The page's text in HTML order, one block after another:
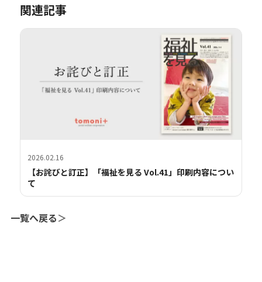
関連記事
2026.02.16
【お詫びと訂正】「福祉を見る Vol.41」印刷内容につい
て
一覧へ戻る＞